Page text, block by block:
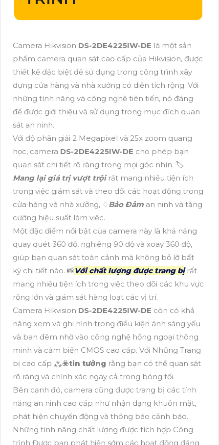
Camera Hikvision DS-2DE4225IW-DE là một sản
phẩm camera quan sát cao cấp của Hikvision, được
thiết kế đặc biệt để sử dụng trong công trình xây
dựng cửa hàng và nhà xưởng có diện tích rộng. Với
những tính năng và công nghệ tiên tiến, nó đáng
để được giới thiệu và sử dụng trong mục đích quan
sát an ninh.
Với độ phân giải 2 Megapixel và 25x zoom quang
học, camera DS-2DE4225IW-DE cho phép bạn
quan sát chi tiết rõ ràng trong mọi góc nhìn. 🏷
Mang lại giá trị vượt trộirất mang nhiều tiện ích
trong việc giám sát và theo dõi các hoạt động trong
cửa hàng và nhà xưởng, ♢Bảo Đảm an ninh và tăng
cường hiệu suất làm việc.
Một đặc điểm nổi bật của camera này là khả năng
quay quét 360 độ, nghiêng 90 độ và xoay 360 độ,
giúp bạn quan sát toàn cảnh mà không bỏ lỡ bất
kỳ chi tiết nào. 📸Với chất lượng được trang bịrất
mang nhiều tiện ích trong việc theo dõi các khu vực
rộng lớn và giám sát hàng loạt các vị trí.
Camera Hikvision DS-2DE4225IW-DE còn có khả
năng xem và ghi hình trong điều kiện ánh sáng yếu
và ban đêm nhờ vào công nghệ hồng ngoại thông
minh và cảm biến CMOS cao cấp. Với Những Trang
bị cao cấp ⁂☣️tin tưởng rằng bạn có thể quan sát
rõ ràng và chính xác ngay cả trong bóng tối.
Bên cạnh đó, camera cũng được trang bị các tính
năng an ninh cao cấp như nhận dạng khuôn mặt,
phát hiện chuyển động và thông báo cảnh báo.
Những tính năng chất lượng được tích hợp Công
trình Được bạn phát hiện sớm các hoạt động đáng